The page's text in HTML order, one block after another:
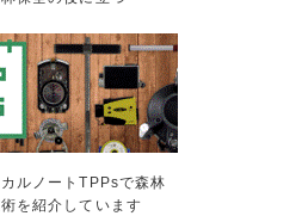
ルノートTPPsで森林
を紹介しています